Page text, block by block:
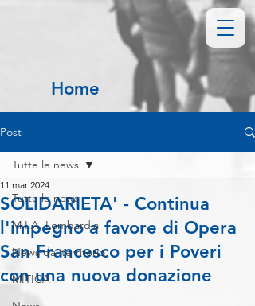
Home
Post
Tutte le news
M.I.A. Lombardia
News dal territorio
MITICA
Tutte le news
SOLIDARIETA' - Continua
l'impegno a favore di Opera
San Francesco per i Poveri
con una nuova donazione
11 mar 2024